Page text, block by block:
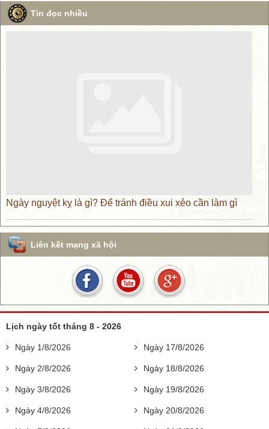
Tin đọc nhiều
Ngày nguyệt kỵ là gì? Để tránh điều xui xẻo cần làm gì
Liên kết mạng xã hội
Lịch ngày tốt tháng 8 - 2026
Ngày 1/8/2026
Ngày 2/8/2026
Ngày 3/8/2026
Ngày 4/8/2026
Ngày 17/8/2026
Ngày 18/8/2026
Ngày 19/8/2026
Ngày 20/8/2026